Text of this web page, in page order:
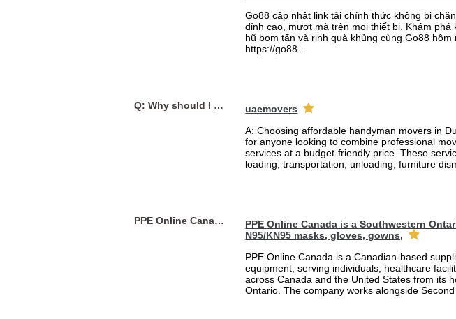
Go88 cập nhật link tải chính thức không bị
đỉnh cao, mượt mà trên mọi thiết bị. Khám phá
hũ bom tấn và rinh quà khủng cùng Go88 hôm
https://go88...
Q: Why should I choose affordable handyman movers in Dubai for my relocation and maintenance needs?
uaemovers
A: Choosing affordable handyman movers in
for anyone looking to combine professional
services at a budget-friendly price. These
loading, transportation, unloading, furniture
PPE Online Canada – Bulk PPE Supplier | N95, Gloves, Masks & Medical Supplies
PPE Online Canada is a Southwestern
N95/KN95 masks, gloves, gowns,
PPE Online Canada is a Canadian-based
equipment, serving individuals, healthcare
across Canada and the United States from its
Ontario. The company works alongside Second